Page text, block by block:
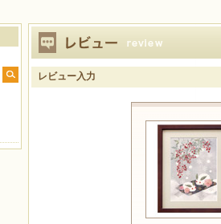
ーズファクトリー 5,000円以上のご注文で送料は
レビュー入力